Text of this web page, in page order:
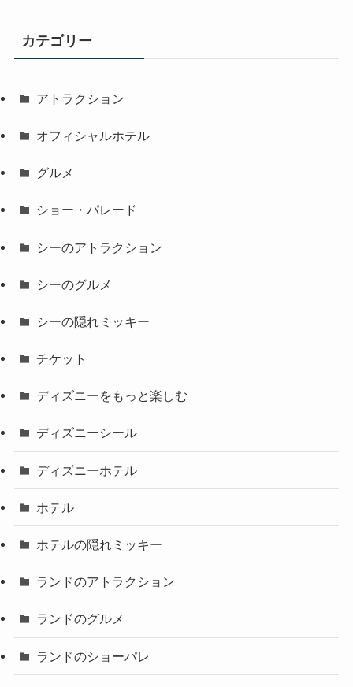
カテゴリー
アトラクション
オフィシャルホテル
グルメ
ショー・パレード
シーのアトラクション
シーのグルメ
シーの隠れミッキー
チケット
ディズニーをもっと楽しむ
ディズニーシール
ディズニーホテル
ホテル
ホテルの隠れミッキー
ランドのアトラクション
ランドのグルメ
ランドのショーパレ